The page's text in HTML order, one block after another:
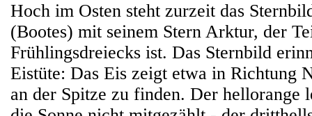
Hoch im Osten steht zurzeit das
(Bootes) mit seinem Stern Arktur, der
Frühlingsdreiecks ist. Das Sternbild
Eistüte: Das Eis zeigt etwa in Richtung
an der Spitze zu finden. Der hellorange